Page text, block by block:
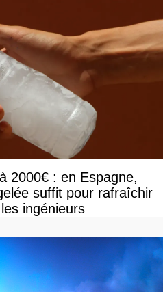
2000€ : en Espagne,
suffit pour rafraîchir
ingénieurs